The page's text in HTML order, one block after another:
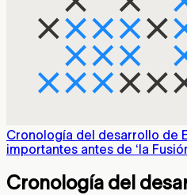
Cronología del desarrollo de
importantes antes de ‘la
Cronología del